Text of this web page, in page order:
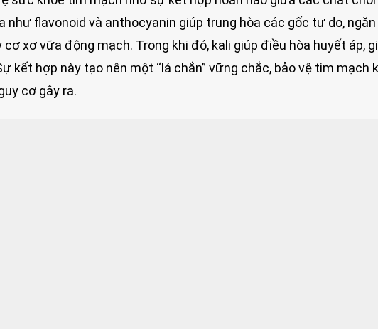
như flavonoid và anthocyanin giúp trung hòa các gốc tự do,
cơ xơ vữa động mạch. Trong khi đó, kali giúp điều hòa huyết áp,
kết hợp này tạo nên một “lá chắn” vững chắc, bảo vệ tim mạch
cơ gây ra.